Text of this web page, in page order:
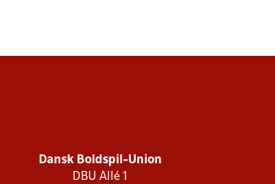
Dansk Boldspil-Union
DBU Allé 1